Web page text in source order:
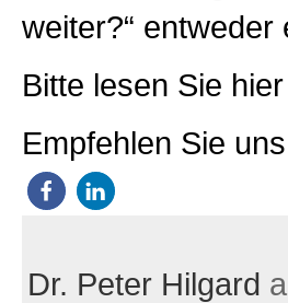
weiter?“
Bitte lesen Sie
Empfehlen Sie
Dr. Peter Hilgard